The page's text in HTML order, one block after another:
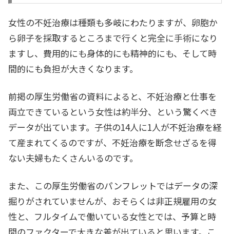
女性の不妊治療は種類も多岐にわたりますが、卵胞か
ら卵子を採取するところまで行くと完全に手術になり
ますし、費用的にも身体的にも精神的にも、そして時
間的にも負担が大きくなります。
前掲の厚生労働省の資料によると、不妊治療と仕事を
両立できているという女性は約半分、という驚くべき
データが出ています。子供の14人に1人が不妊治療を経
て産まれてくるのですが、不妊治療を断念せざるを得
ない夫婦もたくさんいるのです。
また、この厚生労働省のパンフレットではデータの深
掘りがされていませんが、おそらくは非正規雇用の女
性と、フルタイムで働いている女性とでは、予算と時